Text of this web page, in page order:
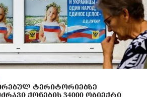
ᲢᲔᲠᲘᲢᲝᲠᲘᲔᲑᲖᲔ
ᲥᲝᲜᲔᲑᲘᲡ 34000 ᲝᲑᲘᲔᲥᲢᲘ